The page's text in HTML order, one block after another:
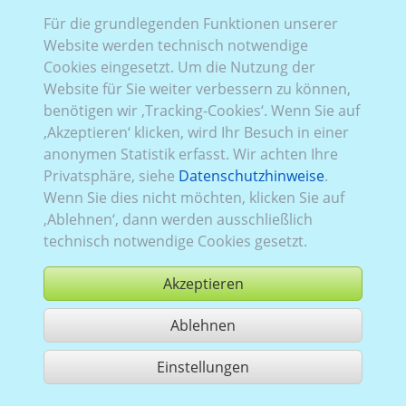
Rena_831 (2D/ 3D ): Baureihe 3, Facelift 2
(Heckantrieb)
2019–2024 Heckflügeltüren
Verglasung Linksverblecht, Rechts verblecht
, Heck
verblecht
kaufen
1 Treffer teilen
Für die grundlegenden Funktionen unserer
Website werden technisch notwendige
Cookies eingesetzt. Um die Nutzung der
Website für Sie weiter verbessern zu können,
benötigen wir ‚Tracking-Cookies‘. Wenn Sie auf
‚Akzeptieren‘ klicken, wird Ihr Besuch in einer
anonymen Statistik erfasst. Wir achten Ihre
Privatsphäre, siehe Datenschutzhinweise.
Wenn Sie dies nicht möchten, klicken Sie auf
‚Ablehnen‘, dann werden ausschließlich
technisch notwendige Cookies gesetzt.
Akzeptieren
Ablehnen
Einstellungen